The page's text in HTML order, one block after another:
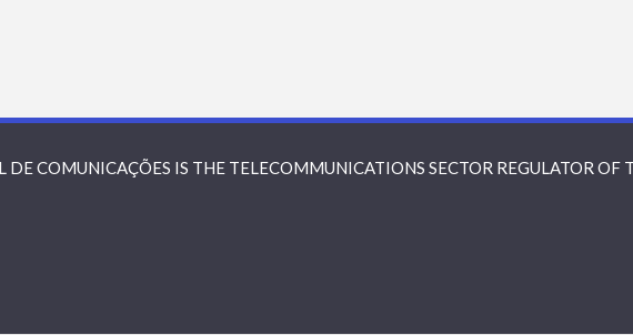
COMUNICAÇÕES IS THE TELECOMMUNICATIONS SECTOR REGULATOR OF